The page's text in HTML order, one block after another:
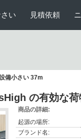
い 見積依頼
備小さい 37m
の有効な
商品の詳細:
起源の場所:
ブランド名: